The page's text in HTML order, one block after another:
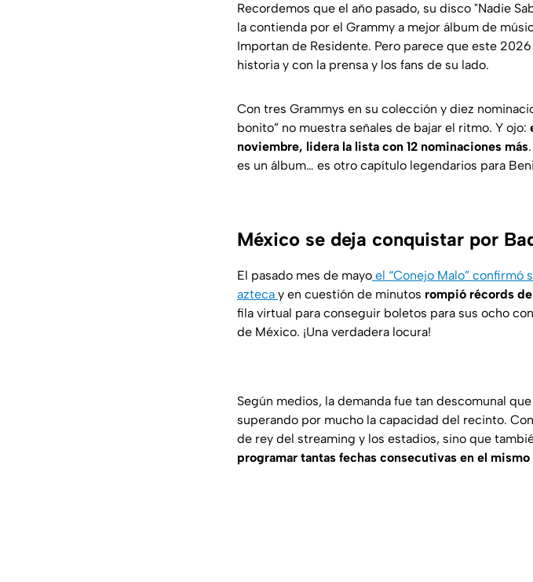
Recordemos que el año pasado, su disco "Nadie
la contienda por el Grammy a mejor álbum de
Importan de Residente. Pero parece que este
historia y con la prensa y los fans de su lado.
Con tres Grammys en su colección y diez
bonito” no muestra señales de bajar el ritmo. Y ojo:
noviembre, lidera la lista con 12 nominaciones más
es un álbum… es otro capítulo legendarios para
México se deja conquistar por
El pasado mes de mayo el “Conejo Malo” confirmó
azteca y en cuestión de minutos rompió récords
fila virtual para conseguir boletos para sus ocho
de México. ¡Una verdadera locura!
Según medios, la demanda fue tan descomunal
superando por mucho la capacidad del recinto.
de rey del streaming y los estadios, sino que
programar tantas fechas consecutivas en el